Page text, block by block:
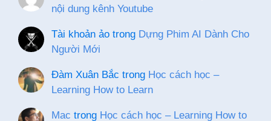
nội dung kênh Youtube
Tài khoản ảo trong Dựng Phim AI Dành Cho
Người Mới
Đàm Xuân Bắc trong Học cách học –
Learning How to Learn
Mac trong Học cách học – Learning How to